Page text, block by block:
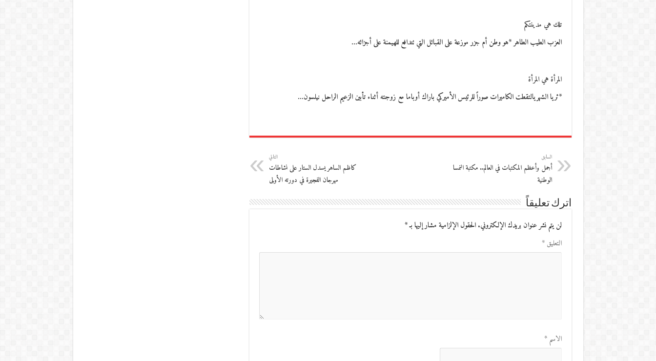
تلك هي مدينتكم
العزب الطيب الطاهر *هو وطن أم جزر موزعة على القبائل التي تتدافع للهيمنة على أجزائه…
المرأة هي المرأة
*ثريا الشهريالتقطت الكاميرات صوراً للرئيس الأميركي باراك أوباما مع زوجته أثناء تأبين الزعيم الراحل نيلسون…
السابق
أجمل وأعظم المكتبات في العالم.. مكتبة النمسا
الوطنية
التالي
كاظم الساهر يسدل الستار على نشاطات
مهرجان الفجيرة في دورته الأولى
اترك تعليقاً
لن يتم نشر عنوان بريدك الإلكتروني. الحقول الإلزامية مشار إليها بـ*
التعليق*
الاسم*